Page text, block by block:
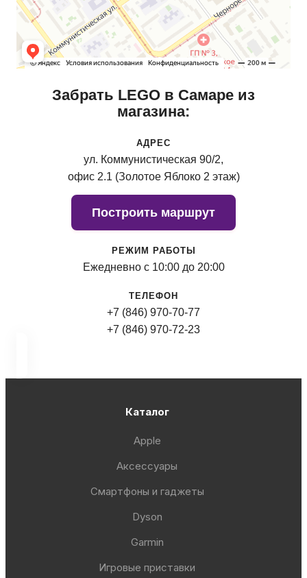
Забрать LEGO в Самаре из
магазина:
АДРЕС
ул. Коммунистическая 90/2,
офис 2.1 (Золотое Яблоко 2 этаж)
Построить маршрут
РЕЖИМ РАБОТЫ
Ежедневно с 10:00 до 20:00
ТЕЛЕФОН
+7 (846) 970-70-77
+7 (846) 970-72-23
Каталог
Apple
Аксессуары
Смартфоны и гаджеты
Dyson
Garmin
Игровые приставки